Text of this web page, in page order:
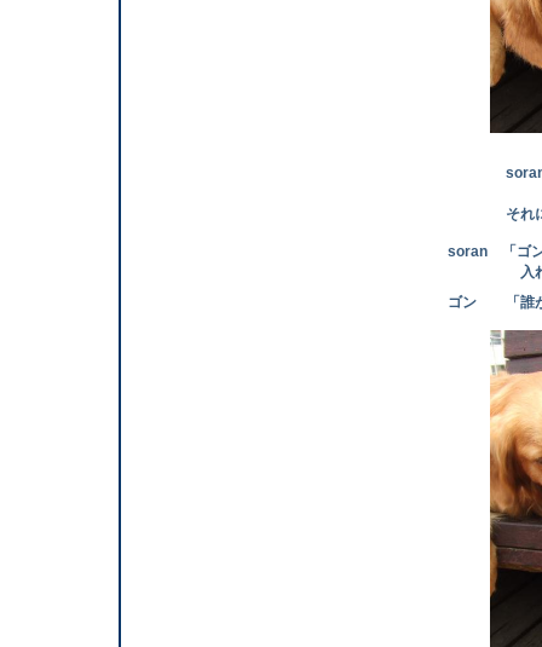
soran
それにしても
soran 「ゴンち
入れてくれな
ゴン 「誰が